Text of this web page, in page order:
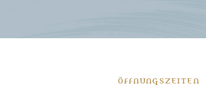
ÖFFNUNGSZEITEN